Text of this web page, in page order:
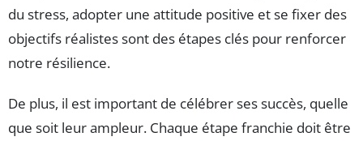
du stress, adopter une attitude positive et se fixer des
objectifs réalistes sont des étapes clés pour renforcer
notre résilience.
De plus, il est important de célébrer ses succès, quelle
que soit leur ampleur. Chaque étape franchie doit être